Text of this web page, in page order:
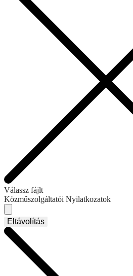
Válassz fájlt
Közműszolgáltatói Nyilatkozatok
Eltávolítás